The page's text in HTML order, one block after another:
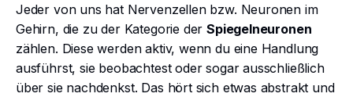
Jeder von uns hat Nervenzellen bzw. Neuronen im
Gehirn, die zu der Kategorie derSpiegelneuronen
zählen. Diese werden aktiv, wenn du eine Handlung
ausführst, sie beobachtest oder sogar ausschließlich
über sie nachdenkst. Das hört sich etwas abstrakt und